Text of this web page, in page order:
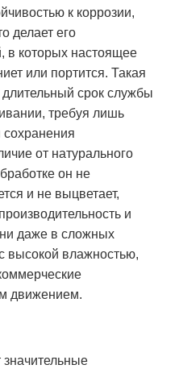
к коррозии,
делает его
в которых настоящее
или портится. Такая
срок службы
требуя лишь
сохранения
от натурального
он не
и не выцветает,
и
даже в сложных
высокой влажностью,
движением.
значительные